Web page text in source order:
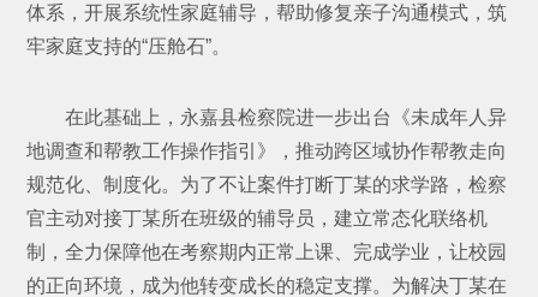
体系，开展系统性家庭辅导，帮助修复亲子沟通模式，筑
牢家庭支持的“压舱石”。
在此基础上，永嘉县检察院进一步出台《未成年人异
地调查和帮教工作操作指引》，推动跨区域协作帮教走向
规范化、制度化。为了不让案件打断丁某的求学路，检察
官主动对接丁某所在班级的辅导员，建立常态化联络机
制，全力保障他在考察期内正常上课、完成学业，让校园
的正向环境，成为他转变成长的稳定支撑。为解决丁某在